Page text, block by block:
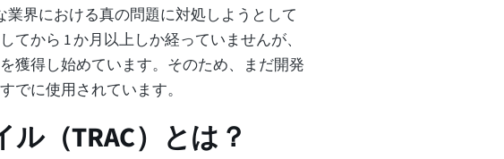
業界における真の問題に対処しようとして
てから 1 か月以上しか経っていませんが、
獲得し始めています。そのため、まだ開発
でに使用されています。
（TRAC）とは？